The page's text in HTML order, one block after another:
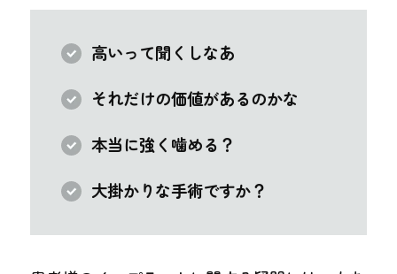
高いって聞くしなあ
それだけの価値があるのかな
本当に強く噛める？
大掛かりな手術ですか？